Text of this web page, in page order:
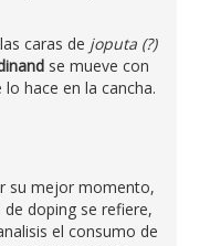
caras de joputa (?)
se mueve con
hace en la cancha.
su mejor momento,
doping se refiere,
el consumo de